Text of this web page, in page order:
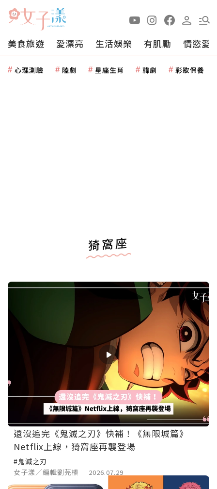
美食旅遊 愛漂亮 生活娛樂 有肌勵 情慾愛
心理測驗 陸劇 星座生肖 韓劇 彩妝保養
猗窩座
還沒追完《鬼滅之刃》快補！《無限城篇》
Netflix上線，猗窩座再襲登場
#鬼滅之刃
女子漾／編輯劉芫榛
2026.07.29